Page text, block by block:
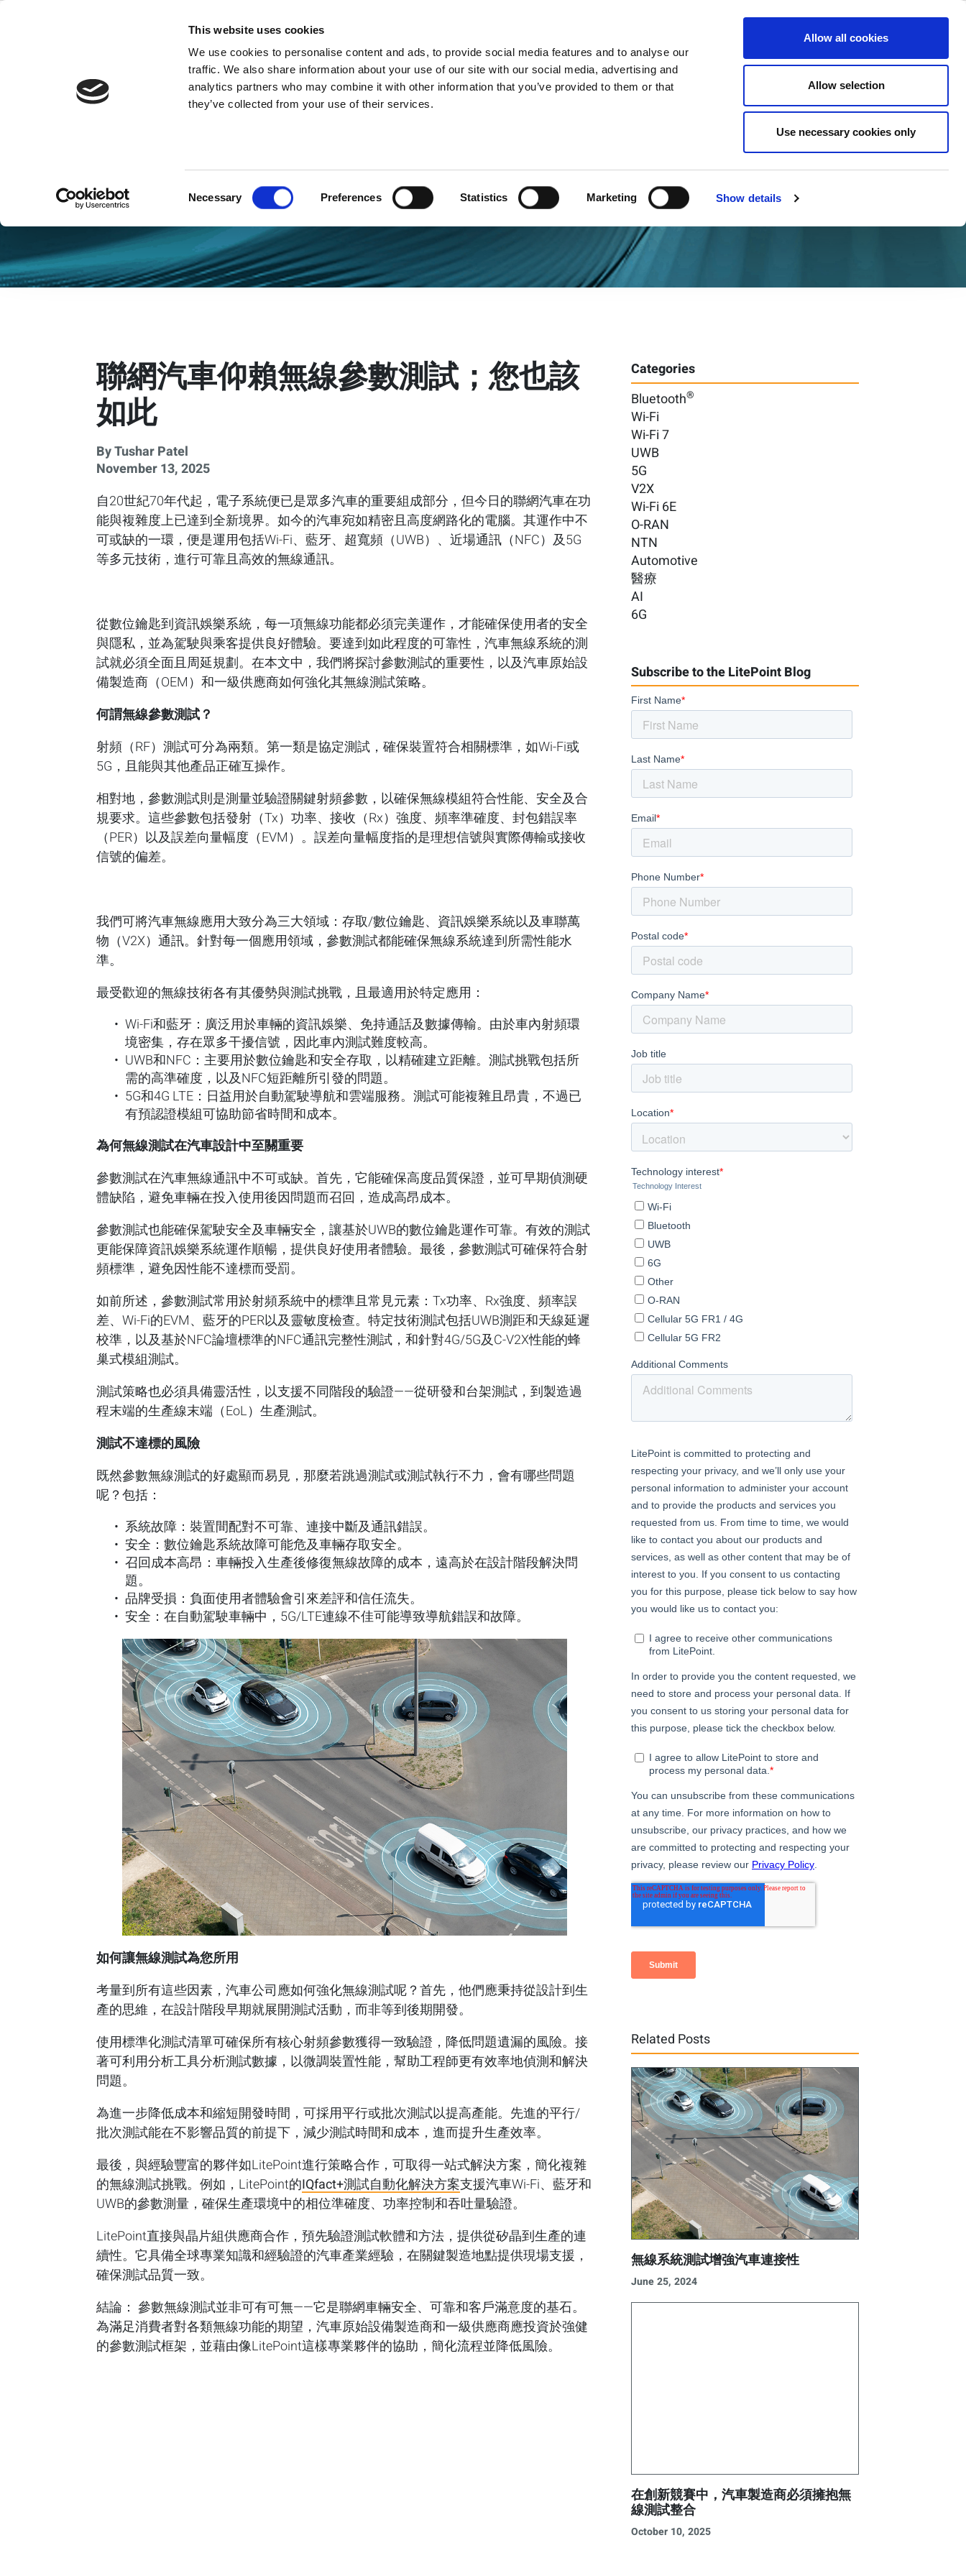
This website uses cookies
We use cookies to personalise content and ads, to provide social media features and to analyse our
traffic. We also share information about your use of our site with our social media, advertising and
analytics partners who may combine it with other information that you’ve provided to them or that
they’ve collected from your use of their services.
Necessary Preferences Statistics Marketing Show details
Allow all cookies
Allow selection
Use necessary cookies only
Company
聯網汽車仰賴無線參數測試；您也該
如此
By Tushar Patel
November 13, 2025
自20世紀70年代起，電子系統便已是眾多汽車的重要組成部分，但今日的聯網汽車在功
能與複雜度上已達到全新境界。如今的汽車宛如精密且高度網路化的電腦。其運作中不
可或缺的一環，便是運用包括Wi-Fi、藍牙、超寬頻（UWB）、近場通訊（NFC）及5G
等多元技術，進行可靠且高效的無線通訊。
從數位鑰匙到資訊娛樂系統，每一項無線功能都必須完美運作，才能確保使用者的安全
與隱私，並為駕駛與乘客提供良好體驗。要達到如此程度的可靠性，汽車無線系統的測
試就必須全面且周延規劃。在本文中，我們將探討參數測試的重要性，以及汽車原始設
備製造商（OEM）和一級供應商如何強化其無線測試策略。
何謂無線參數測試？
射頻（RF）測試可分為兩類。第一類是協定測試，確保裝置符合相關標準，如Wi-Fi或
5G，且能與其他產品正確互操作。
相對地，參數測試則是測量並驗證關鍵射頻參數，以確保無線模組符合性能、安全及合
規要求。這些參數包括發射（Tx）功率、接收（Rx）強度、頻率準確度、封包錯誤率
（PER）以及誤差向量幅度（EVM）。誤差向量幅度指的是理想信號與實際傳輸或接收
信號的偏差。
我們可將汽車無線應用大致分為三大領域：存取/數位鑰匙、資訊娛樂系統以及車聯萬
物（V2X）通訊。針對每一個應用領域，參數測試都能確保無線系統達到所需性能水
準。
最受歡迎的無線技術各有其優勢與測試挑戰，且最適用於特定應用：
Wi-Fi和藍牙：廣泛用於車輛的資訊娛樂、免持通話及數據傳輸。由於車內射頻環
境密集，存在眾多干擾信號，因此車內測試難度較高。
UWB和NFC：主要用於數位鑰匙和安全存取，以精確建立距離。測試挑戰包括所
需的高準確度，以及NFC短距離所引發的問題。
5G和4G LTE：日益用於自動駕駛導航和雲端服務。測試可能複雜且昂貴，不過已
有預認證模組可協助節省時間和成本。
為何無線測試在汽車設計中至關重要
參數測試在汽車無線通訊中不可或缺。首先，它能確保高度品質保證，並可早期偵測硬
體缺陷，避免車輛在投入使用後因問題而召回，造成高昂成本。
參數測試也能確保駕駛安全及車輛安全，讓基於UWB的數位鑰匙運作可靠。有效的測試
更能保障資訊娛樂系統運作順暢，提供良好使用者體驗。最後，參數測試可確保符合射
頻標準，避免因性能不達標而受罰。
如前所述，參數測試常用於射頻系統中的標準且常見元素：Tx功率、Rx強度、頻率誤
差、Wi-Fi的EVM、藍牙的PER以及靈敏度檢查。特定技術測試包括UWB測距和天線延遲
校準，以及基於NFC論壇標準的NFC通訊完整性測試，和針對4G/5G及C-V2X性能的蜂
巢式模組測試。
測試策略也必須具備靈活性，以支援不同階段的驗證——從研發和台架測試，到製造過
程末端的生產線末端（EoL）生產測試。
測試不達標的風險
既然參數無線測試的好處顯而易見，那麼若跳過測試或測試執行不力，會有哪些問題
呢？包括：
系統故障：裝置間配對不可靠、連接中斷及通訊錯誤。
安全：數位鑰匙系統故障可能危及車輛存取安全。
召回成本高昂：車輛投入生產後修復無線故障的成本，遠高於在設計階段解決問
題。
品牌受損：負面使用者體驗會引來差評和信任流失。
安全：在自動駕駛車輛中，5G/LTE連線不佳可能導致導航錯誤和故障。
如何讓無線測試為您所用
考量到所有這些因素，汽車公司應如何強化無線測試呢？首先，他們應秉持從設計到生
產的思維，在設計階段早期就展開測試活動，而非等到後期開發。
使用標準化測試清單可確保所有核心射頻參數獲得一致驗證，降低問題遺漏的風險。接
著可利用分析工具分析測試數據，以微調裝置性能，幫助工程師更有效率地偵測和解決
問題。
為進一步降低成本和縮短開發時間，可採用平行或批次測試以提高產能。先進的平行/
批次測試能在不影響品質的前提下，減少測試時間和成本，進而提升生產效率。
最後，與經驗豐富的夥伴如LitePoint進行策略合作，可取得一站式解決方案，簡化複雜
的無線測試挑戰。例如，LitePoint的IQfact+測試自動化解決方案支援汽車Wi-Fi、藍牙和
UWB的參數測量，確保生產環境中的相位準確度、功率控制和吞吐量驗證。
LitePoint直接與晶片組供應商合作，預先驗證測試軟體和方法，提供從矽晶到生產的連
續性。它具備全球專業知識和經驗證的汽車產業經驗，在關鍵製造地點提供現場支援，
確保測試品質一致。
結論： 參數無線測試並非可有可無——它是聯網車輛安全、可靠和客戶滿意度的基石。
為滿足消費者對各類無線功能的期望，汽車原始設備製造商和一級供應商應投資於強健
的參數測試框架，並藉由像LitePoint這樣專業夥伴的協助，簡化流程並降低風險。
Categories
Bluetooth®
Wi-Fi
Wi-Fi 7
UWB
5G
V2X
Wi-Fi 6E
O-RAN
NTN
Automotive
醫療
AI
6G
Subscribe to the LitePoint Blog
Related Posts
無線系統測試增強汽車連接性
June 25, 2024
在創新競賽中，汽車製造商必須擁抱無
線測試整合
October 10, 2025